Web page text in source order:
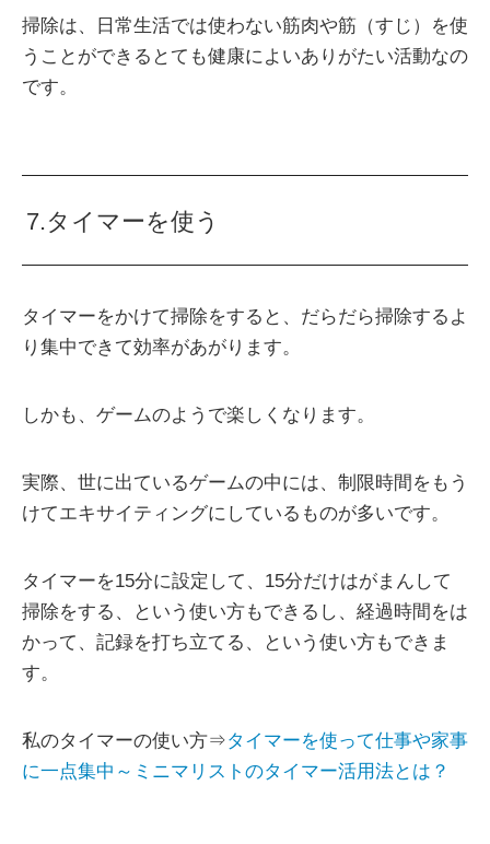
掃除は、日常生活では使わない筋肉や筋（すじ）を使
うことができるとても健康によいありがたい活動なの
です。
7.タイマーを使う
タイマーをかけて掃除をすると、だらだら掃除するよ
り集中できて効率があがります。
しかも、ゲームのようで楽しくなります。
実際、世に出ているゲームの中には、制限時間をもう
けてエキサイティングにしているものが多いです。
タイマーを15分に設定して、15分だけはがまんして
掃除をする、という使い方もできるし、経過時間をは
かって、記録を打ち立てる、という使い方もできま
す。
私のタイマーの使い方⇒タイマーを使って仕事や家事
に一点集中～ミニマリストのタイマー活用法とは？